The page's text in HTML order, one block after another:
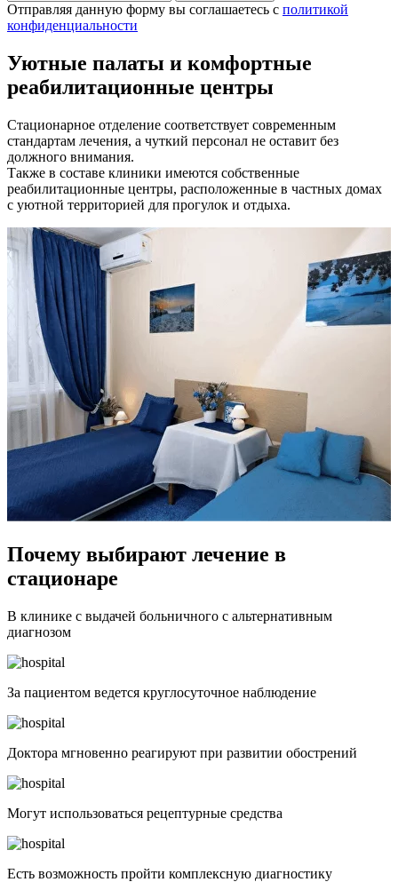
Отправляя данную форму вы соглашаетесь с политикой
конфиденциальности
Уютные палаты и комфортные
реабилитационные центры
Стационарное отделение соответствует современным
стандартам лечения, а чуткий персонал не оставит без
должного внимания.
Также в составе клиники имеются собственные
реабилитационные центры, расположенные в частных домах
с уютной территорией для прогулок и отдыха.
Почему выбирают лечение в
стационаре
В клинике с выдачей больничного с альтернативным
диагнозом
За пациентом ведется круглосуточное наблюдение
Доктора мгновенно реагируют при развитии обострений
Могут использоваться рецептурные средства
Есть возможность пройти комплексную диагностику